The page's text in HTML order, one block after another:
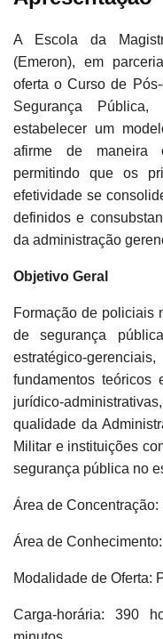
A Escola da
(Emeron), em
oferta o Curso de
Segurança
estabelecer um
afirme de maneira
permitindo que os
efetividade se
definidos e
da administração
Objetivo Geral
Formação de policiais
de segurança
estratégico-
fundamentos
jurídico-
qualidade da
Militar e instituições
segurança pública no
Área de
Área de
Modalidade de Oferta:
Carga-horária: 390